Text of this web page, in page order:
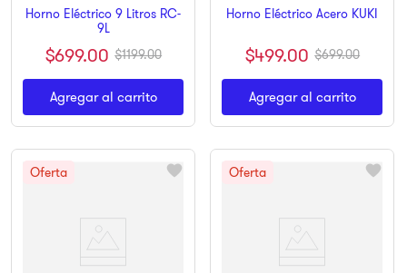
Horno Eléctrico 9 Litros RC-
9L
$699.00 $1199.00
Agregar al carrito
Horno Eléctrico Acero KUKI
$499.00 $699.00
Agregar al carrito